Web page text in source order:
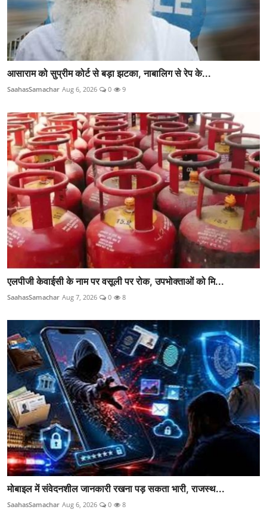
आसाराम को सुप्रीम कोर्ट से बड़ा झटका, नाबालिग से रेप के...
SaahasSamachar Aug 6, 2026 0 9
एलपीजी केवाईसी के नाम पर वसूली पर रोक, उपभोक्ताओं को मि...
SaahasSamachar Aug 7, 2026 0 8
मोबाइल में संवेदनशील जानकारी रखना पड़ सकता भारी, राजस्थ...
SaahasSamachar Aug 6, 2026 0 8